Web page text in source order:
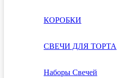
КОРОБКИ
СВЕЧИ ДЛЯ ТОРТА
Наборы Свечей